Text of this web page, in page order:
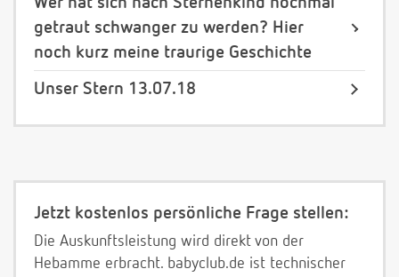
getraut schwanger zu werden? Hier
noch kurz meine traurige Geschichte
Unser Stern 13.07.18
Jetzt kostenlos persönliche Frage stellen:
Die Auskunftsleistung wird direkt von der
Hebamme erbracht. babyclub.de ist technischer